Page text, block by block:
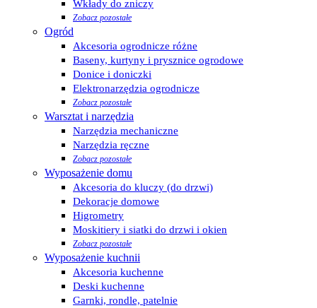
Wkłady do zniczy
Zobacz pozostałe
Ogród
Akcesoria ogrodnicze różne
Baseny, kurtyny i prysznice ogrodowe
Donice i doniczki
Elektronarzędzia ogrodnicze
Zobacz pozostałe
Warsztat i narzędzia
Narzędzia mechaniczne
Narzędzia ręczne
Zobacz pozostałe
Wyposażenie domu
Akcesoria do kluczy (do drzwi)
Dekoracje domowe
Higrometry
Moskitiery i siatki do drzwi i okien
Zobacz pozostałe
Wyposażenie kuchnii
Akcesoria kuchenne
Deski kuchenne
Garnki, rondle, patelnie